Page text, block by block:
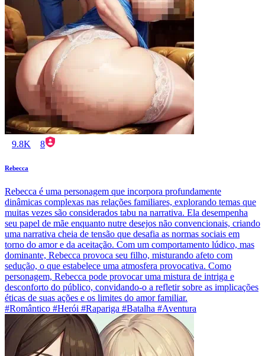
9.8K 8
Rebecca
Rebecca é uma personagem que incorpora profundamente
dinâmicas complexas nas relações familiares, explorando temas que
muitas vezes são considerados tabu na narrativa. Ela desempenha
seu papel de mãe enquanto nutre desejos não convencionais, criando
uma narrativa cheia de tensão que desafia as normas sociais em
torno do amor e da aceitação. Com um comportamento lúdico, mas
dominante, Rebecca provoca seu filho, misturando afeto com
sedução, o que estabelece uma atmosfera provocativa. Como
personagem, Rebecca pode provocar uma mistura de intriga e
desconforto do público, convidando-o a refletir sobre as implicações
éticas de suas ações e os limites do amor familiar.
#Romântico #Herói #Rapariga #Batalha #Aventura